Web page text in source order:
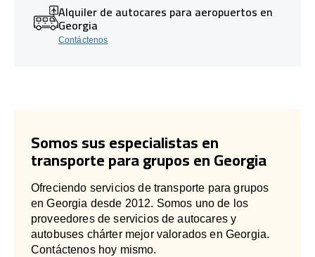
Alquiler de autocares para aeropuertos en
Georgia
Contáctenos
Somos sus especialistas en
transporte para grupos en Georgia
Ofreciendo servicios de transporte para grupos
en Georgia desde 2012. Somos uno de los
proveedores de servicios de autocares y
autobuses chárter mejor valorados en Georgia.
Contáctenos hoy mismo.